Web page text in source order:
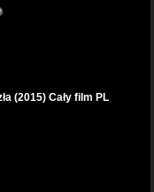
(2015) Cały film PL